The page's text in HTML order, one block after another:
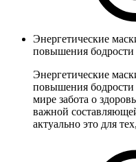
Энергетические
повышения
Энергетические
повышения
мире забота о
важной
актуально это для